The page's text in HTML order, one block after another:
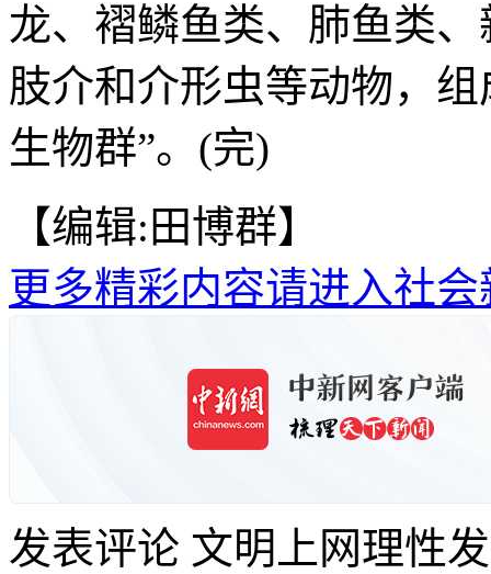
龙、褶鳞鱼类、肺鱼类
肢介和介形虫等动物，
生物群”。(完)
【编辑:田博群】
更多精彩内容请进入社会
发表评论 文明上网理性